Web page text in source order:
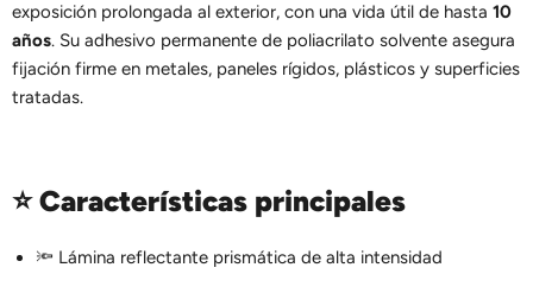
exposición prolongada al exterior, con una vida útil de hasta 10
años. Su adhesivo permanente de poliacrilato solvente asegura
fijación firme en metales, paneles rígidos, plásticos y superficies
tratadas.
⭐Características principales
🔦 Lámina reflectante prismática de alta intensidad